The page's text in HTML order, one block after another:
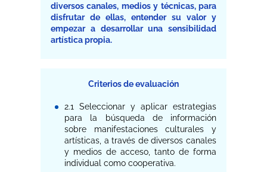
diversos canales, medios y técnicas, para
disfrutar de ellas, entender su valor y
empezar a desarrollar una sensibilidad
artística propia.
Criterios de evaluación
2.1 Seleccionar y aplicar estrategias
para la búsqueda de información
sobre manifestaciones culturales y
artísticas, a través de diversos canales
y medios de acceso, tanto de forma
individual como cooperativa.